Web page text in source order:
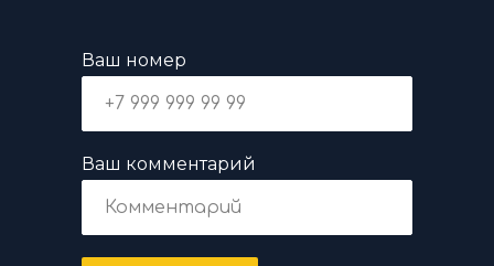
Ваш номер
Ваш комментарий